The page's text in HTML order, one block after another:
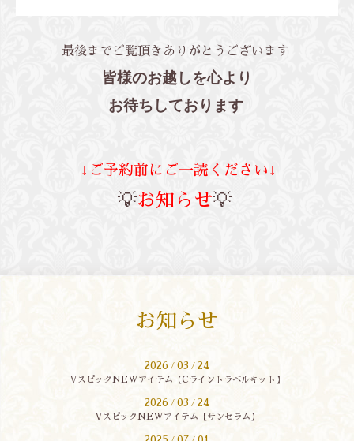
最後までご覧頂きありがとうございます
皆様のお越しを心より
お待ちしております
↓ご予約前にご一読ください↓
💡お知らせ💡
お知らせ
2026 / 03 / 24
VスピックNEWアイテム【Cライントラベルキット】
2026 / 03 / 24
VスピックNEWアイテム【サンセラム】
/ /